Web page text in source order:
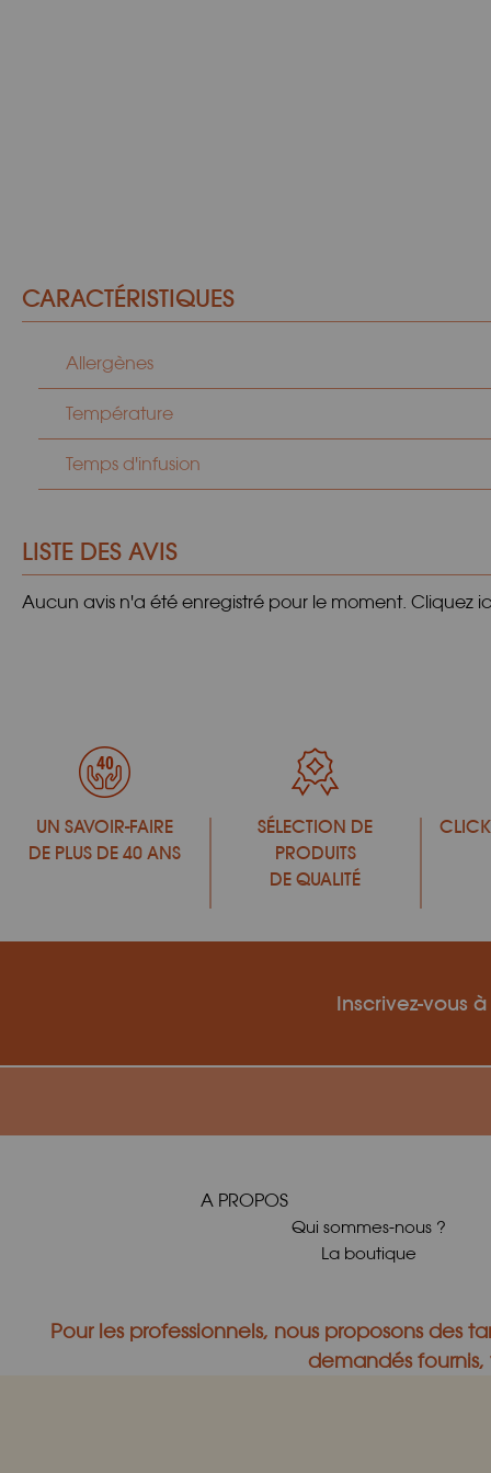
CARACTÉRISTIQUES
Allergènes
Température
Temps d'infusion
LISTE DES AVIS
Aucun avis n'a été enregistré pour le moment. Cliquez
UN SAVOIR-FAIRE
DE PLUS DE 40 ANS
SÉLECTION DE
PRODUITS
DE QUALITÉ
Inscrivez-vous
A PROPOS
Qui sommes-nous ?
La boutique
Pour les professionnels, nous proposons des
demandés